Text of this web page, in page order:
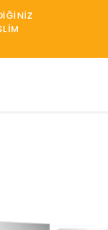
KARGO BEDAVA